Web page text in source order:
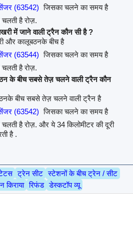
(63542) जिसका चलने का समय है
है रोज़.
में जाने वाली ट्रैन कौन सी है ?
और कालूबठनके बीच है
(63544) जिसका चलने का समय है
है रोज़.
के बीच सबसे तेज़ चलने वाली ट्रैन कौन
बीच सबसे तेज़ चलने वाली ट्रैन है
(63542) जिसका चलने का समय है
है रोज़. और ये 34 किलोमीटर की दूरी
है .
ट्रेन सीट स्टेशनों के बीच ट्रेन / सीट
किराया रिफंड डेस्कटॉप व्यू